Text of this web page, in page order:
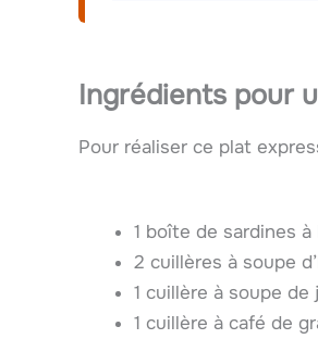
Ingrédients pour
Pour réaliser ce plat
1 boîte de sardines à
2 cuillères à soupe
1 cuillère à soupe
1 cuillère à café de